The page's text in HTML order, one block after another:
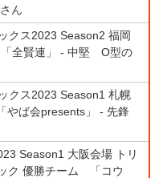
ん
クス2023 Season2 福岡
全賢連」 - 中堅 O型の
クス2023 Season1 札幌
やば会presents」 - 先鋒
Season1 大阪会場 トリ
ク 優勝チーム 「コウ